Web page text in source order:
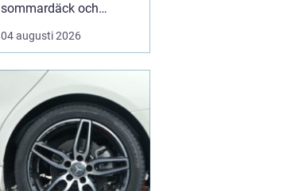
sommardäck och
vinterdäck. För bilägare i
Örebro kan rätt förvaring
säkra mil på vägen och
onödigt slitage som
leder till dyra byten i
förtid. När däcken
förvaras professionellt
f...
04 augusti 2026